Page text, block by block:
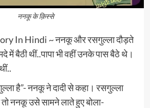
ननकू के क़िस्से
In Hindi ~ ननकू और रसगुल्ला दौड़ते
में बैठी थीं..पापा भी वहीं उनके पास बैठे थे।
है”- ननकू ने दादी से कहा। रसगुल्ला
ननकू उसे सामने लाते हुए बोला-